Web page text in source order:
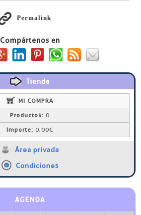
Permalink
Compártenos en
Tienda
MI COMPRA
Productos: 0
Importe: 0,00€
Área privada
Condiciones
AGENDA